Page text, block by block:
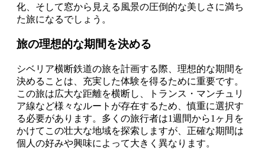
化、そして窓から見える風景の圧倒的な美しさに満ち
た旅になるでしょう。
旅の理想的な期間を決める
シベリア横断鉄道の旅を計画する際、理想的な期間を
決めることは、充実した体験を得るために重要です。
この旅は広大な距離を横断し、トランス・マンチュリ
ア線など様々なルートが存在するため、慎重に選択す
る必要があります。多くの旅行者は1週間から1ヶ月を
かけてこの壮大な地域を探索しますが、正確な期間は
個人の好みや興味によって大きく異なります。